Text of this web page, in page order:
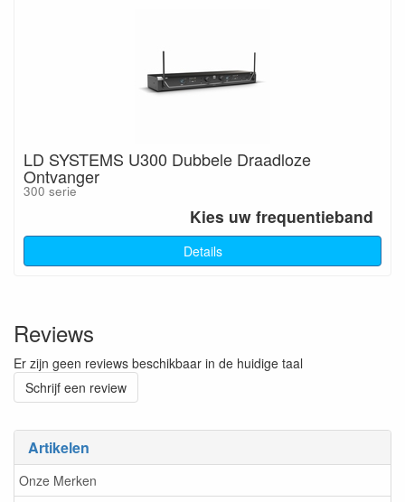
Artikelen
Onze Merken
LD SYSTEMS U300 Dubbele Draadloze
Ontvanger
300 serie
Kies uw frequentieband
Details
Reviews
Er zijn geen reviews beschikbaar in de huidige taal
Schrijf een review